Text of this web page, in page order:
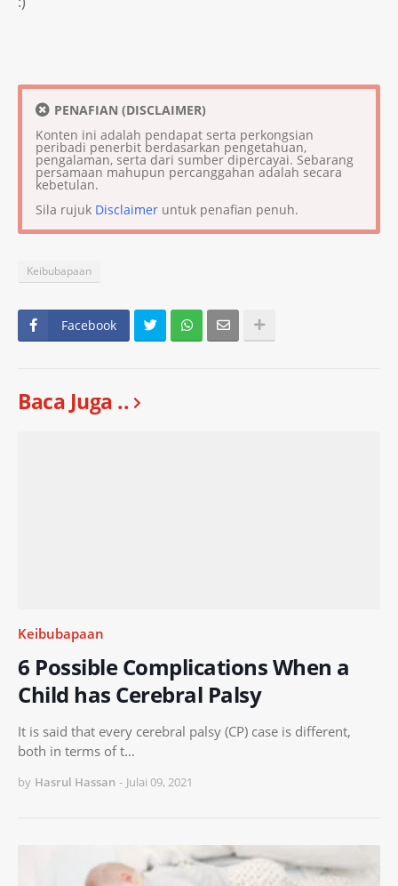
PENAFIAN (DISCLAIMER)
Konten ini adalah pendapat serta perkongsian
peribadi penerbit berdasarkan pengetahuan,
pengalaman, serta dari sumber dipercayai. Sebarang
persamaan mahupun percanggahan adalah secara
kebetulan.
Sila rujuk Disclaimer untuk penafian penuh.
Keibubapaan
Facebook
Baca Juga ..
Keibubapaan
6 Possible Complications When a
Child has Cerebral Palsy
It is said that every cerebral palsy (CP) case is different,
both in terms of t…
by Hasrul Hassan - Julai 09, 2021